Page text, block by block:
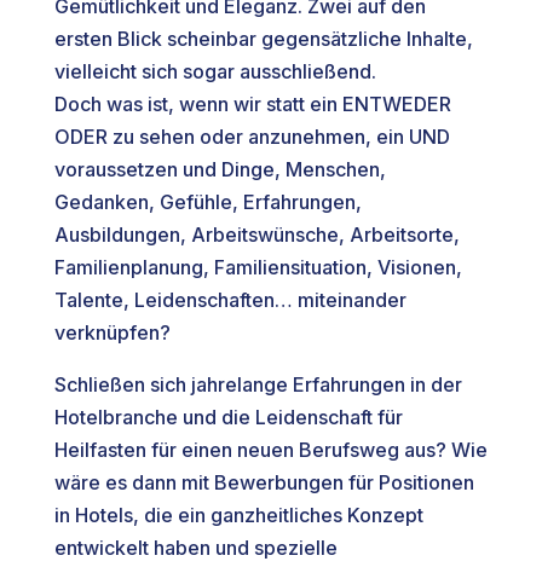
Gemütlichkeit und Eleganz. Zwei auf den
ersten Blick scheinbar gegensätzliche Inhalte,
vielleicht sich sogar ausschließend.
Doch was ist, wenn wir statt ein ENTWEDER
ODER zu sehen oder anzunehmen, ein UND
voraussetzen und Dinge, Menschen,
Gedanken, Gefühle, Erfahrungen,
Ausbildungen, Arbeitswünsche, Arbeitsorte,
Familienplanung, Familiensituation, Visionen,
Talente, Leidenschaften… miteinander
verknüpfen?
Schließen sich jahrelange Erfahrungen in der
Hotelbranche und die Leidenschaft für
Heilfasten für einen neuen Berufsweg aus? Wie
wäre es dann mit Bewerbungen für Positionen
in Hotels, die ein ganzheitliches Konzept
entwickelt haben und spezielle